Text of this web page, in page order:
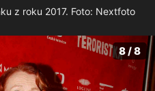
z roku 2017. Foto: Nextfoto
8 / 8